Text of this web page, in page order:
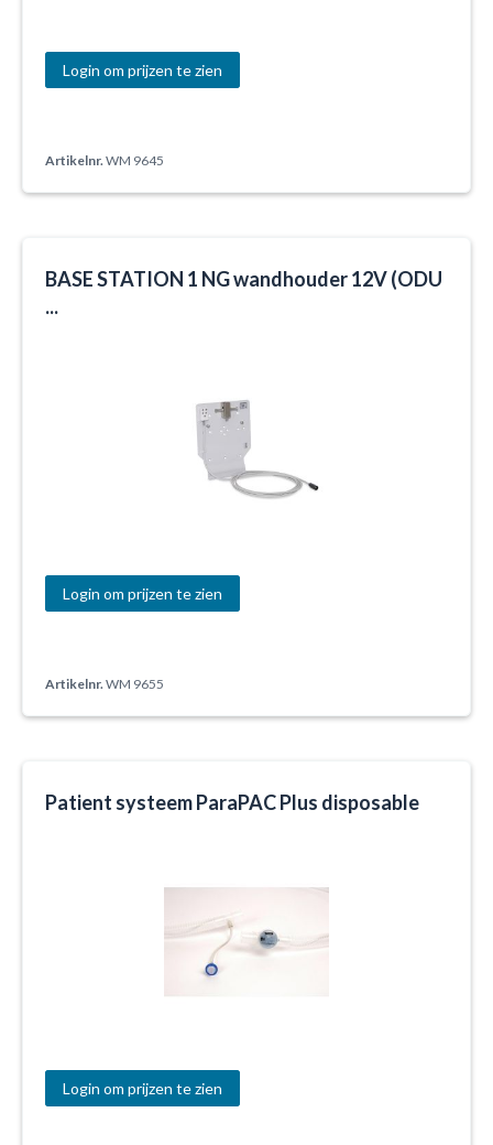
Login om prijzen te zien
Artikelnr. WM 9645
BASE STATION 1 NG wandhouder 12V (ODU
...
Login om prijzen te zien
Artikelnr. WM 9655
Patient systeem ParaPAC Plus disposable
Login om prijzen te zien